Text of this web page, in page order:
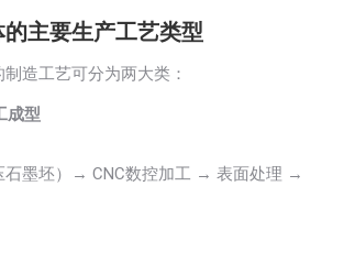
主要生产工艺类型
造工艺可分为两大类：
成型
石墨坯）→ CNC数控加工 → 表面处理 →